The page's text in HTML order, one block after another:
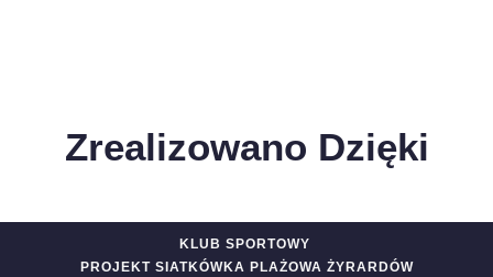
Zrealizowano Dzięki
KLUB SPORTOWY
PROJEKT SIATKÓWKA PLAŻOWA ŻYRARDÓW